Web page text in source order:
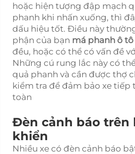
hoặc hiện tượng đập mạch
phanh khi nhấn xuống, thì
dấu hiệu tốt. Điều này
phận của bạn má phanh ô
đều, hoặc có thể có vấn đề
Những cú rung lắc này có
quả phanh và cần được thợ
kiểm tra để đảm bảo xe tiếp
toàn
Đèn cảnh báo trên
khiển
Nhiều xe có đèn cảnh báo